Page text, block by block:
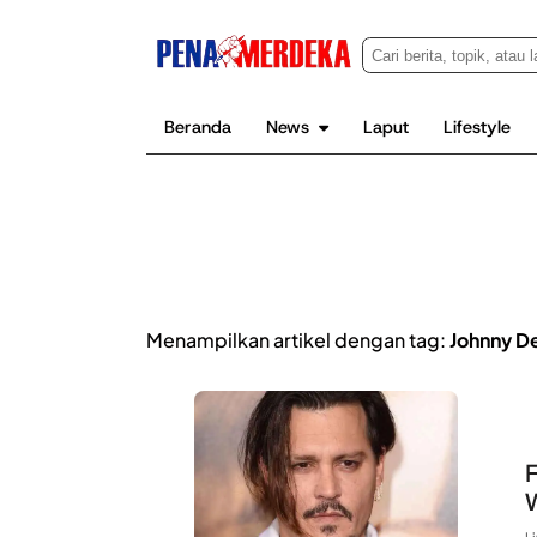
Beranda News Laput Lifestyle
Menampilkan artikel dengan tag:Johnny